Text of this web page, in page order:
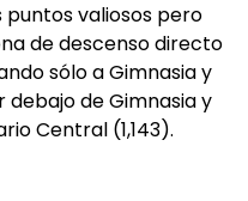
valiosos pero
de descenso directo
sólo a Gimnasia y
debajo de Gimnasia y
Central (1,143).